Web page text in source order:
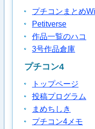
プチコンまとめ
Petitverse
作品一覧のハコ
3号作品倉庫
プチコン4
トップページ
投稿プログラム
まめちしき
プチコン4メモ